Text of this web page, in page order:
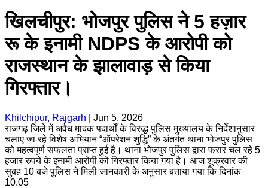
खिलचीपुर: भोजपुर पुलिस ने 5 हज़ार
रू के इनामी NDPS के आरोपी को
राजस्थान के झालावाड़ से किया
गिरफ्तार।
Khilchipur, Rajgarh
Jun 5, 2026
राजगढ़ जिले में अवैध मादक पदार्थों के विरुद्ध पुलिस मुख्यालय के निर्देशानुसार
चलाए जा रहे विशेष अभियान “ऑपरेशन शुद्धि” के अंतर्गत थाना भोजपुर पुलिस
को महत्वपूर्ण सफलता प्राप्त हुई है। थाना भोजपुर पुलिस द्वारा फरार चल रहे 5
हजार रुपये के इनामी आरोपी को गिरफ्तार किया गया है। आज शुक्रवार की
सुबह 10 बजे पुलिस ने मिली जानकारी के अनुसार बताया गया कि दिनांक
10.05